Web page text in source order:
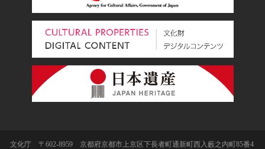
文化庁 〒602-8959 京都府京都市上京区下長者町通新町西入藪之内町85番4